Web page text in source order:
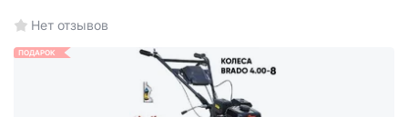
Нет отзывов
ПОДАРОК